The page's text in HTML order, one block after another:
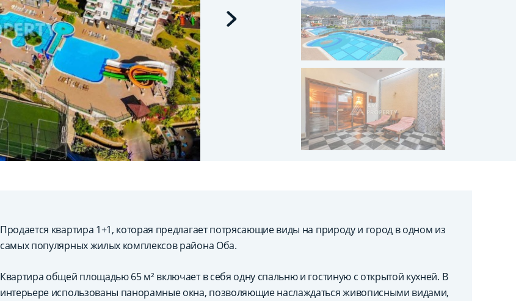
Продается квартира 1+1, которая предлагает потрясающие виды на природу и город в одном из
самых популярных жилых комплексов района Оба.
Квартира общей площадью 65 м² включает в себя одну спальню и гостиную с открытой кухней. В
интерьере использованы панорамные окна, позволяющие наслаждаться живописными видами,